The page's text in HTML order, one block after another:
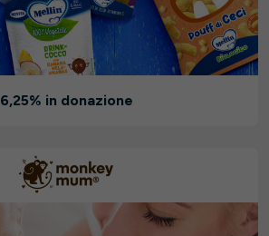
6,25% in donazione